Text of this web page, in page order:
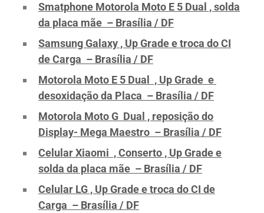
Smatphone Motorola Moto E 5 Dual , solda
da placa mãe – Brasília / DF
Samsung Galaxy , Up Grade e troca do CI
de Carga – Brasília / DF
Motorola Moto E 5 Dual , Up Grade e
desoxidação da Placa – Brasília / DF
Motorola Moto G Dual , reposição do
Display- Mega Maestro – Brasília / DF
Celular Xiaomi , Conserto , Up Grade e
solda da placa mãe – Brasília / DF
Celular LG , Up Grade e troca do CI de
Carga – Brasília / DF